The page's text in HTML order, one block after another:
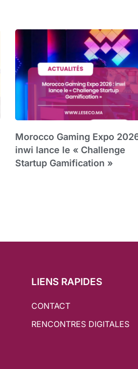
Morocco Gaming Expo
inwi lance le « Challenge
Startup Gamification »
LIENS RAPIDES
CONTACT
RENCONTRES DIGITALES